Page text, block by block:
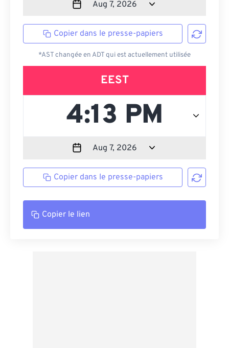
Copier dans le presse-papiers
*AST changée en ADT qui est actuellement utilisée
EEST
Copier dans le presse-papiers
Copier le lien